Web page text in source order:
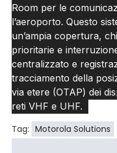
Room per le
l’aeroporto. Questo
un’ampia copertura,
prioritarie e
centralizzato e
tracciamento della
via etere (OTAP) dei
reti VHF e UHF.
Tag: Motorola Solutions